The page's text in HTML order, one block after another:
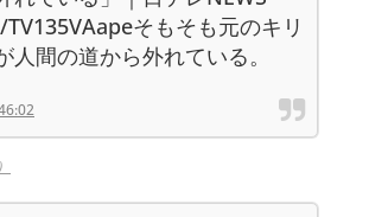
そもそも元のキリ
人間の道から外れている。